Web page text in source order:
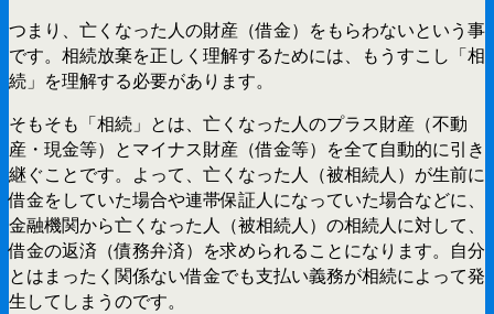
つまり、亡くなった人の財産（借金）をもらわないという事
です。相続放棄を正しく理解するためには、もうすこし「相
続」を理解する必要があります。
そもそも「相続」とは、亡くなった人のプラス財産（不動
産・現金等）とマイナス財産（借金等）を全て自動的に引き
継ぐことです。よって、亡くなった人（被相続人）が生前に
借金をしていた場合や連帯保証人になっていた場合などに、
金融機関から亡くなった人（被相続人）の相続人に対して、
借金の返済（債務弁済）を求められることになります。自分
とはまったく関係ない借金でも支払い義務が相続によって発
生してしまうのです。